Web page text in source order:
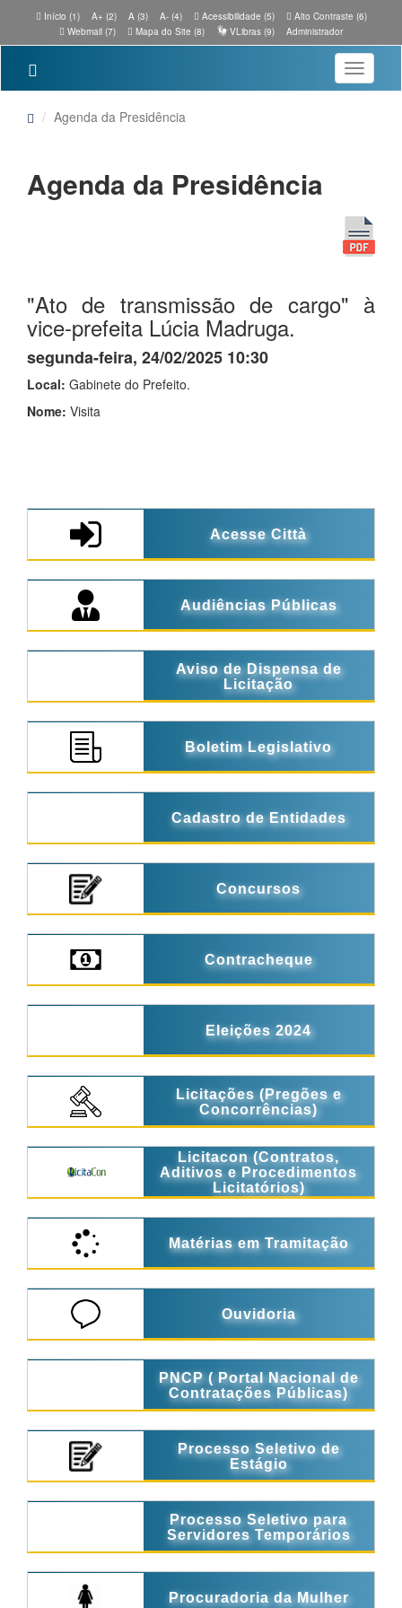
Início (1) A+ (2) A (3) A- (4) Acessibilidade (5)
Alto Contraste (6)
Webmail (7)
Mapa do Site (8) VLibras (9) Administrador
Toggle
Agenda da Presidência
Agenda da Presidência
"Ato de transmissão de cargo" à
vice-prefeita Lúcia Madruga.
segunda-feira, 24/02/2025 10:30
Local: Gabinete do Prefeito.
Nome: Visita
Acesse Città
Audiências Públicas
Aviso de Dispensa de
Licitação
Boletim Legislativo
Cadastro de Entidades
Concursos
Contracheque
Eleições 2024
Licitações (Pregões e
Concorrências)
Licitacon (Contratos,
Aditivos e Procedimentos
Licitatórios)
Matérias em Tramitação
Ouvidoria
PNCP ( Portal Nacional de
Contratações Públicas)
Processo Seletivo de
Estágio
Processo Seletivo para
Servidores Temporários
Procuradoria da Mulher